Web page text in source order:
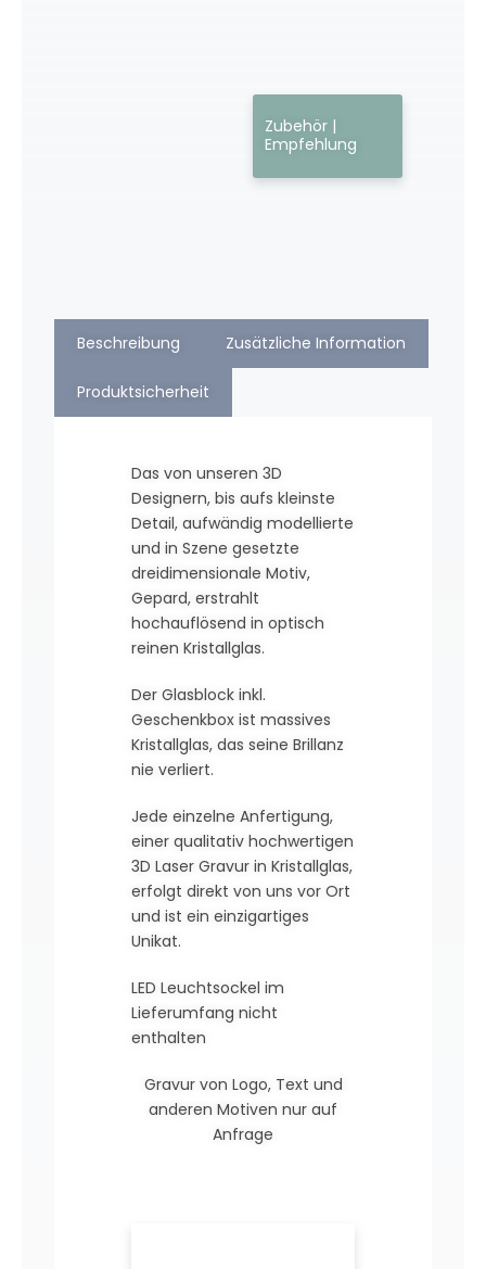
Zubehör |
Empfehlung
Beschreibung Zusätzliche Information
Produktsicherheit
Das von unseren 3D
Designern, bis aufs kleinste
Detail, aufwändig modellierte
und in Szene gesetzte
dreidimensionale Motiv,
Gepard, erstrahlt
hochauflösend in optisch
reinen Kristallglas.
Der Glasblock inkl.
Geschenkbox ist massives
Kristallglas, das seine Brillanz
nie verliert.
Jede einzelne Anfertigung,
einer qualitativ hochwertigen
3D Laser Gravur in Kristallglas,
erfolgt direkt von uns vor Ort
und ist ein einzigartiges
Unikat.
LED Leuchtsockel im
Lieferumfang nicht
enthalten
Gravur von Logo, Text und
anderen Motiven nur auf
Anfrage